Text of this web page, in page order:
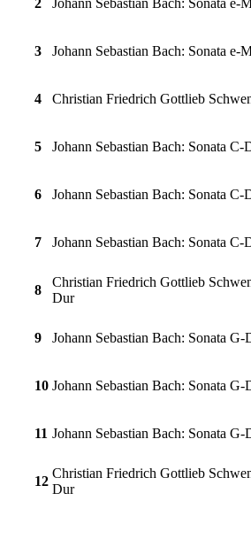
3 Johann Sebastian Bach: Sonata
4 Christian Friedrich Gottlieb
5 Johann Sebastian Bach: Sonata
6 Johann Sebastian Bach: Sonata
7 Johann Sebastian Bach: Sonata
8
Christian Friedrich Gottlieb
Dur
9 Johann Sebastian Bach: Sonata
10 Johann Sebastian Bach: Sonata
11 Johann Sebastian Bach: Sonata
12
Christian Friedrich Gottlieb
Dur